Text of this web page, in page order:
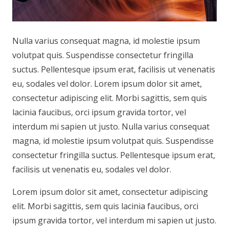
Nulla varius consequat magna, id molestie ipsum
volutpat quis. Suspendisse consectetur fringilla
suctus. Pellentesque ipsum erat, facilisis ut venenatis
eu, sodales vel dolor. Lorem ipsum dolor sit amet,
consectetur adipiscing elit. Morbi sagittis, sem quis
lacinia faucibus, orci ipsum gravida tortor, vel
interdum mi sapien ut justo. Nulla varius consequat
magna, id molestie ipsum volutpat quis. Suspendisse
consectetur fringilla suctus. Pellentesque ipsum erat,
facilisis ut venenatis eu, sodales vel dolor.
Lorem ipsum dolor sit amet, consectetur adipiscing
elit. Morbi sagittis, sem quis lacinia faucibus, orci
ipsum gravida tortor, vel interdum mi sapien ut justo.